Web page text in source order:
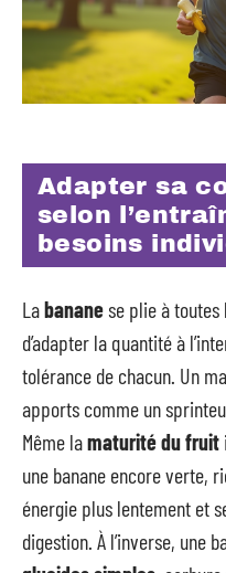
Adapter sa
selon
besoins
Labananese plie à
d’adapter la quantité à
tolérance de chacun. Un
apports comme un
Même lamaturité du fruit
une banane encore verte,
énergie plus lentement et
digestion. À l’inverse, une